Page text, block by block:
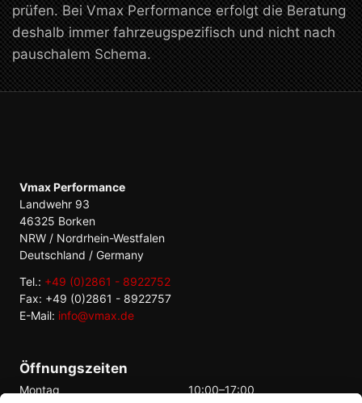
prüfen. Bei Vmax Performance erfolgt die Beratung
deshalb immer fahrzeugspezifisch und nicht nach
pauschalem Schema.
Vmax Performance
Landwehr 93
46325 Borken
NRW / Nordrhein-Westfalen
Deutschland / Germany
Tel.: +49 (0)2861 - 8922752
Fax: +49 (0)2861 - 8922757
E-Mail: info@vmax.de
Öffnungszeiten
Montag 10:00–17:00